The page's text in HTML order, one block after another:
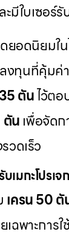
มีใบเซอร์รั
ยอดนิยมใ
ทุนที่คุ้มค่า
ตันไว้ต
ตันเพื่อจัด
วดเร็ว
เมกะโปรเ
เครน 50 ตั
ฉพาะการ